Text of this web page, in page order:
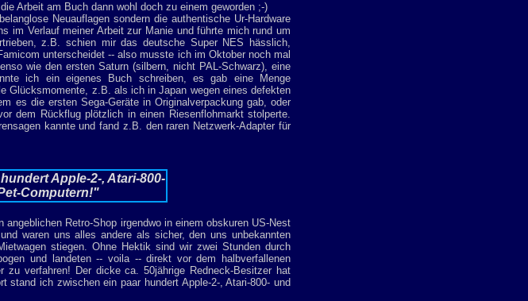
Arbeit am Buch dann wohl doch zu einem geworden ;-)
Neuauflagen sondern die authentische Ur-Hardware
im Verlauf meiner Arbeit zur Manie und führte mich rund um
z.B. schien mir das deutsche Super NES hässlich,
unterscheidet -- also musste ich im Oktober noch mal
wie den ersten Saturn (silbern, nicht PAL-Schwarz), eine
ich ein eigenes Buch schreiben, es gab eine Menge
Glücksmomente, z.B. als ich in Japan wegen eines defekten
es die ersten Sega-Geräte in Originalverpackung gab, oder
dem Rückflug plötzlich in einen Riesenflohmarkt stolperte.
kannte und fand z.B. den raren Netzwerk-Adapter für
Apple-2-, Atari-800-
Computern!"
Retro-Shop irgendwo in einem obskuren US-Nest
waren uns alles andere als sicher, den uns unbekannten
stiegen. Ohne Hektik sind wir zwei Stunden durch
und landeten -- voila -- direkt vor dem halbverfallenen
verfahren! Der dicke ca. 50jährige Redneck-Besitzer hat
stand ich zwischen ein paar hundert Apple-2-, Atari-800- und